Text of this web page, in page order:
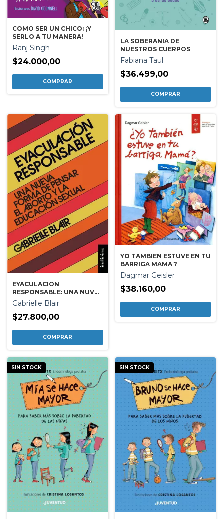
COMO SER UN CHICO: ¡Y
SERLO A TU MANERA!
Ranj Singh
$24.000,00
LA SOBERANIA DE
NUESTROS CUERPOS
Fabiana Taul
$36.499,00
EYACULACION
RESPONSABLE: UNA NUVA
FORMA DE PENSAR EL
ABORTO Y LA EDUCACION
SEXUAL
Gabrielle Blair
$27.800,00
YO TAMBIEN ESTUVE EN TU
BARRIGA MAMA ?
Dagmar Geisler
$38.160,00
SIN STOCK SIN STOCK